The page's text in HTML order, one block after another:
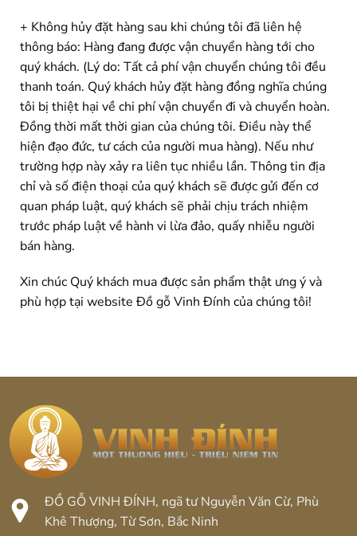
+ Không hủy đặt hàng sau khi chúng tôi đã liên hệ
thông báo: Hàng đang được vận chuyển hàng tới cho
quý khách. (Lý do: Tất cả phí vận chuyển chúng tôi đều
thanh toán. Quý khách hủy đặt hàng đồng nghĩa chúng
tôi bị thiệt hại về chi phí vận chuyển đi và chuyển hoàn.
Đồng thời mất thời gian của chúng tôi. Điều này thể
hiện đạo đức, tư cách của người mua hàng). Nếu như
trường hợp này xảy ra liên tục nhiều lần. Thông tin địa
chỉ và số điện thoại của quý khách sẽ được gửi đến cơ
quan pháp luật, quý khách sẽ phải chịu trách nhiệm
trước pháp luật về hành vi lừa đảo, quấy nhiễu người
bán hàng.
Xin chúc Quý khách mua được sản phẩm thật ưng ý và
phù hợp tại website Đồ gỗ Vinh Đính của chúng tôi!
ĐỒ GỖ VINH ĐÍNH, ngã tư Nguyễn Văn Cừ, Phù
Khê Thượng, Từ Sơn, Bắc Ninh